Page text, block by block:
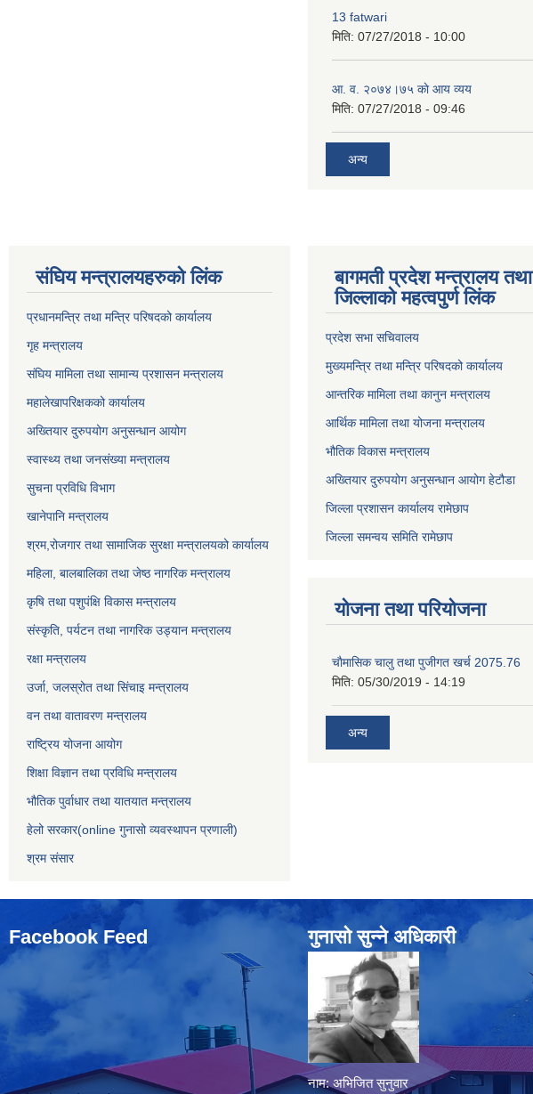
13 fatwari
मिति: 07/27/2018 - 10:00
आ‍. व. २०७४।७५ काे आय व्यय
मिति: 07/27/2018 - 09:46
अन्य
संघिय मन्त्र‍ालयहरुको लिंक
प्रधानमन्त्रि तथा मन्त्रि परिषदको कार्यालय
गृह मन्त्रालय
संघिय मामिला तथा सामान्य प्रशासन मन्त्रालय
महालेखापरिक्षकको कार्यालय
अख्तियार दुरुपयोग अनुसन्धान आयोग
स्वास्थ्य तथा जनसंख्या मन्त्रालय
सुचना प्रविधि विभाग
खानेपानि मन्त्रालय
श्रम,रोजगार तथा सामाजिक सुरक्षा मन्त्रालयको कार्यालय
महिला, बालबालिका तथा जेष्ठ नागरिक मन्त्रालय
कृषि तथा पशुपंक्षि विकास मन्त्रालय
संस्कृति, पर्यटन तथा नागरिक उड्‍यान मन्त्रालय
रक्षा मन्त्रालय
उर्जा, जलस्रोत तथा सिंचाइ मन्त्रालय
वन तथा वातावरण मन्त्रालय
राष्ट्रिय योजना आयोग
शिक्षा विज्ञान तथा प्रविधि मन्त्रालय
भौतिक पुर्वाधार तथा यातयात मन्त्रालय
हेलो सरकार(online गुनासो व्यवस्थापन प्रणाली)
श्रम संसार
बागमती प्रदेश मन्त्रालय तथा
जिल्लाको महत्वपुर्ण लिंक
प्रदेश सभा सचिवालय
मुख्यमन्त्रि तथा मन्त्रि परिषदको कार्यालय
आन्तरिक मामिला तथा कानुन मन्त्रालय
आर्थिक मामिला तथा योजना मन्त्रालय
भौतिक विकास मन्त्रालय
अख्तियार दुरुपयोग अनुसन्धान आयोग हेटौडा
जिल्ला प्रशासन कार्यालय रामेछाप
जिल्ला समन्वय समिति रामेछाप
योजना तथा परियोजना
चाैमासिक चालु तथा पुजीगत खर्च 2075.76
मिति: 05/30/2019 - 14:19
अन्य
Facebook Feed गुनासो सुन्‍ने अधिकारी
नाम: अभिजित सुनुवार